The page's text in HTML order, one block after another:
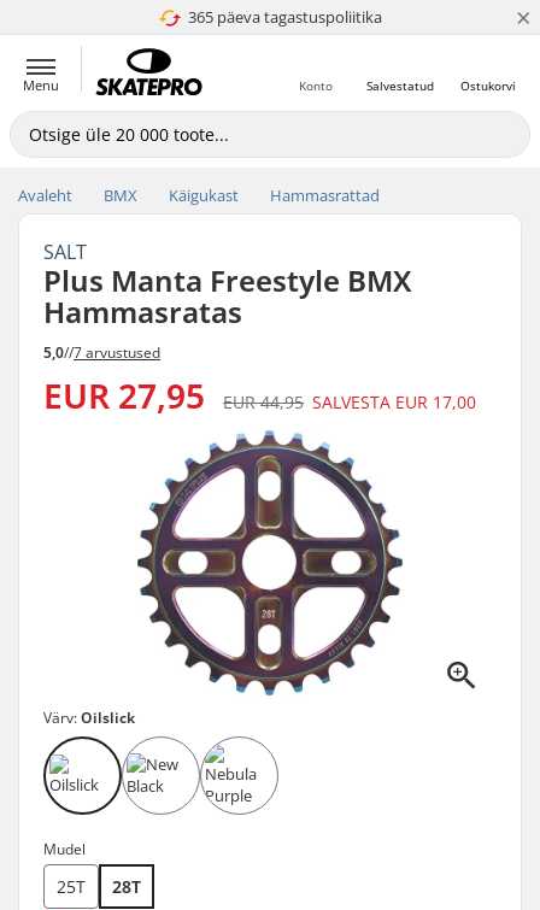
365 päeva tagastuspoliitika
4.8 paljaks 5 ×
Menu Ostukorvi
Salvestatud
Konto
Avaleht BMX Käigukast Hammasrattad
SALT
Plus Manta Freestyle BMX
Hammasratas
5,0//7 arvustused
EUR 27,95 EUR 44,95 SALVESTA EUR 17,00
Värv:Oilslick
Mudel
25T 28T